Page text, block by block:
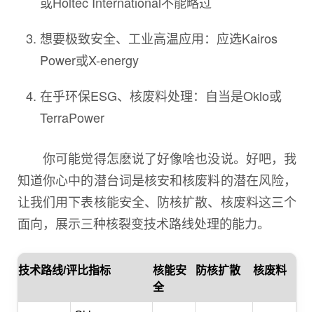
想要极致安全、工业高温应用：应选Kairos
Power或X-energy
在乎环保ESG、核废料处理：自当是Oklo或
TerraPower
你可能觉得怎麽说了好像啥也没说。好吧，我
知道你心中的潜台词是核安和核废料的潜在风险，
让我们用下表核能安全、防核扩散、核废料这三个
面向，展示三种核裂变技术路线处理的能力。
技术路线/评比指标
核能安
全
防核扩散 核废料